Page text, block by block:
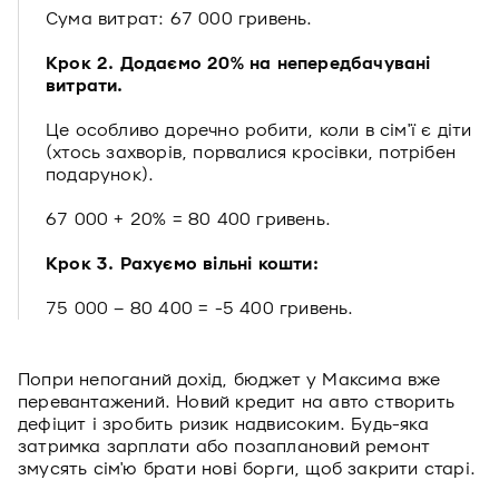
Сума витрат: 67 000 гривень.
Крок 2. Додаємо 20% на непередбачувані
витрати.
Це особливо доречно робити, коли в сім'ї є діти
(хтось захворів, порвалися кросівки, потрібен
подарунок).
67 000 + 20% = 80 400 гривень.
Крок 3. Рахуємо вільні кошти:
75 000 – 80 400 = -5 400 гривень.
Попри непоганий дохід, бюджет у Максима вже
перевантажений. Новий кредит на авто створить
дефіцит і зробить ризик надвисоким. Будь-яка
затримка зарплати або позаплановий ремонт
змусять сім'ю брати нові борги, щоб закрити старі.